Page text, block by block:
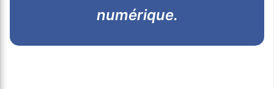
numérique.